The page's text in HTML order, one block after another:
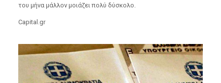
του μήνα μάλλον μοιάζει πολύ δύσκολο.
Capital.gr